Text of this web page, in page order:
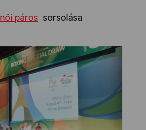
női páros sorsolása